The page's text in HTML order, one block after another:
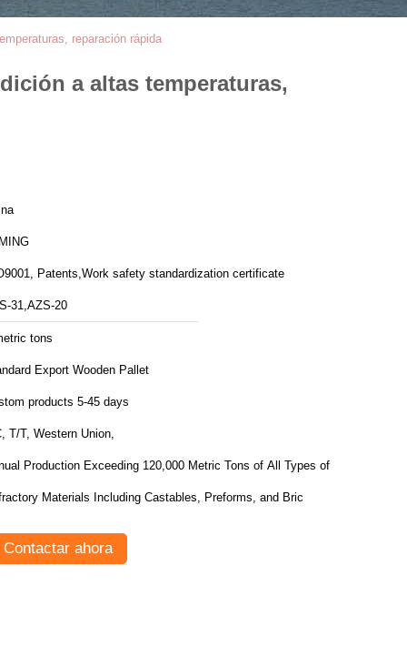
reparación rápida
a altas temperaturas,
Patents,Work safety standardization certificate
31,AZS-20
tons
Export Wooden Pallet
products 5-45 days
T/T, Western Union,
Production Exceeding 120,000 Metric Tons of All Types of
Materials Including Castables, Preforms, and Bric
Contactar ahora